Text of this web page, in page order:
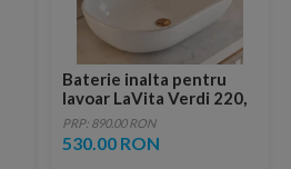
Baterie inalta pentru
lavoar LaVita Verdi 220,
fara ventil, brushed
copper
PRP: 890.00 RON
530.00 RON